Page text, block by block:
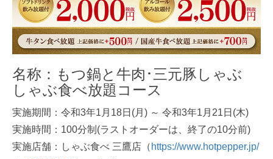
名称：もつ鍋と牛肉･三元豚しゃぶ
しゃぶ食べ放題コース
実施期間：令和3年1月18日(月) ～ 令和3年1月21日(木)
実施時間：100分制(ラストオーダーは、終了の10分前)
実施店舗：しゃぶ食べ 三鷹店（ https://www.hotpepper.jp/